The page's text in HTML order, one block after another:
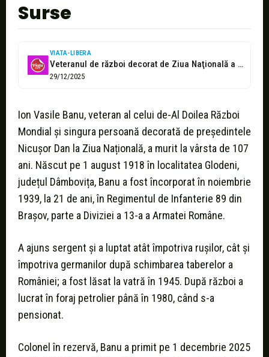
Surse
VIATA-LIBERA
Veteranul de război decorat de Ziua Naţională a murit la 107 ani
29/12/2025
Ion Vasile Banu, veteran al celui de-Al Doilea Război
Mondial și singura persoană decorată de președintele
Nicușor Dan la Ziua Națională, a murit la vârsta de 107
ani. Născut pe 1 august 1918 în localitatea Glodeni,
județul Dâmbovița, Banu a fost încorporat în noiembrie
1939, la 21 de ani, în Regimentul de Infanterie 89 din
Brașov, parte a Diviziei a 13-a a Armatei Române.
A ajuns sergent și a luptat atât împotriva rușilor, cât și
împotriva germanilor după schimbarea taberelor a
României; a fost lăsat la vatră în 1945. După război a
lucrat în foraj petrolier până în 1980, când s-a
pensionat.
Colonel în rezervă, Banu a primit pe 1 decembrie 2025